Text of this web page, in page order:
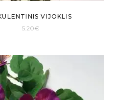
VIJOKLIS
5.20€